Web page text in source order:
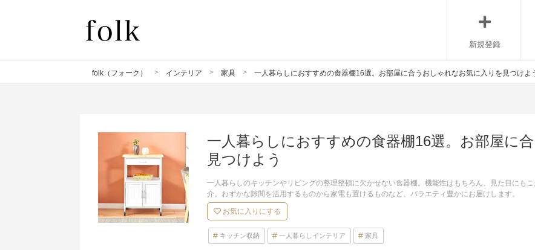
新規登録
folk（フォーク） インテリア 家具 一人暮らしにおすすめの食器棚16選。お部屋に合うおしゃれなお気に入りを見つけよ
一人暮らしにおすすめの食器棚16選。お部屋に
見つけよう
一人暮らしのキッチンやリビングの整理整頓に欠かせない食器棚。機能性はもちろん、見た目にも
介。わずかな隙間を活用するものから家電も置けるものなど、バラエティ豊かにお届けします。
お気に入りにする
キッチン収納 一人暮らしインテリア 家具